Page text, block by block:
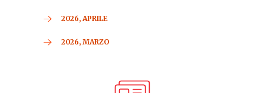
2026, APRILE
2026, MARZO